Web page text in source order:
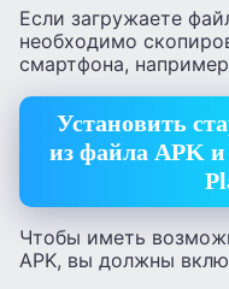
Если загружаете
необходимо
смартфона,
Установить
из файла APK
Чтобы иметь
APK, вы должны